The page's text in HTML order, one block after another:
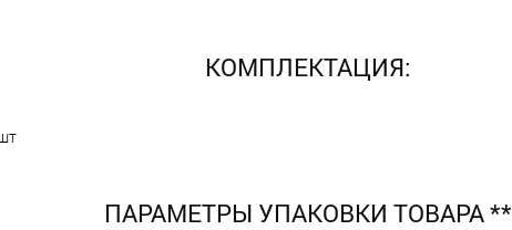
КОМПЛЕКТАЦИЯ:
ПАРАМЕТРЫ УПАКОВКИ ТОВАРА **